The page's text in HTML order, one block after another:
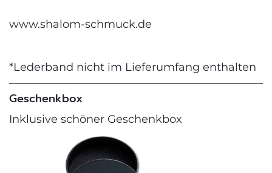
www.shalom-schmuck.de
*Lederband nicht im Lieferumfang enthalten
Geschenkbox
Inklusive schöner Geschenkbox